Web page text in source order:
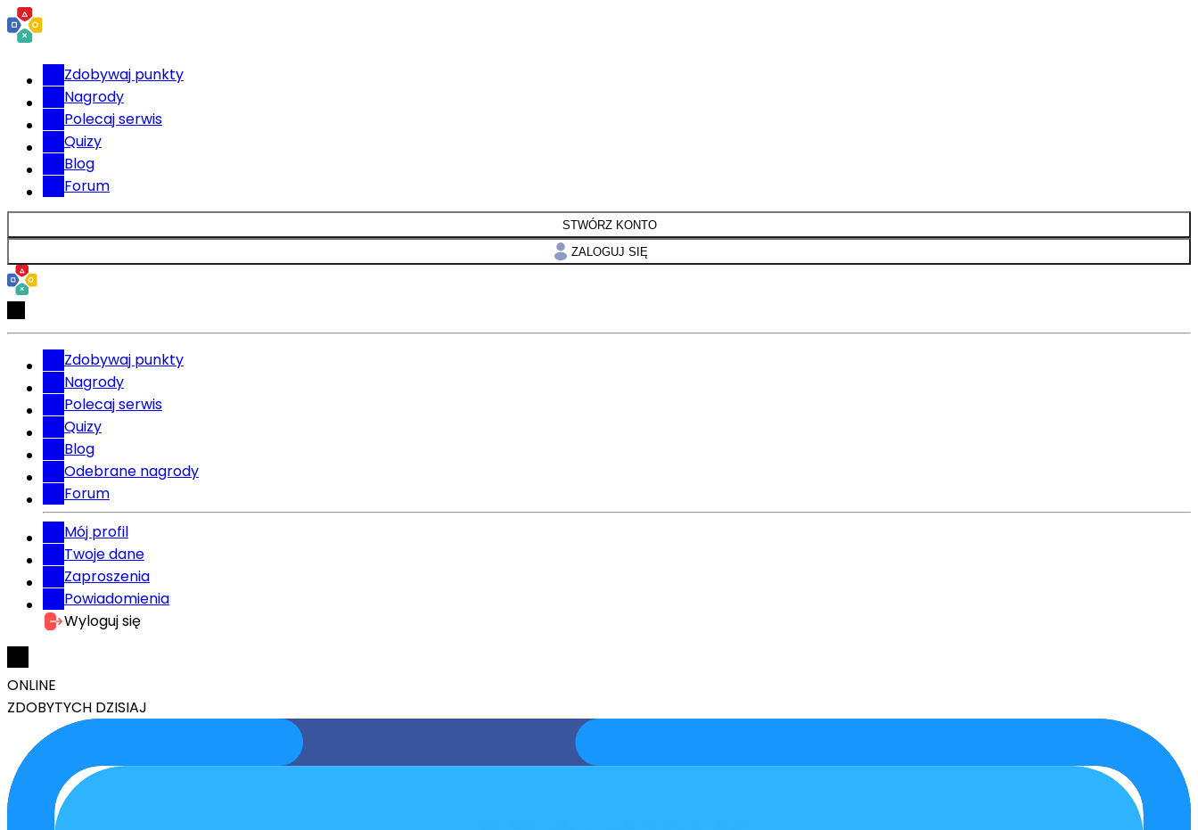
Zdobywaj punkty
Nagrody
Polecaj serwis
Quizy
Blog
Forum
STWÓRZ KONTO
ZALOGUJ SIĘ
Zdobywaj punkty
Nagrody
Polecaj serwis
Quizy
Blog
Odebrane nagrody
Forum
Mój profil
Twoje dane
Zaproszenia
Powiadomienia
Wyloguj się
ONLINE
ZDOBYTYCH DZISIAJ